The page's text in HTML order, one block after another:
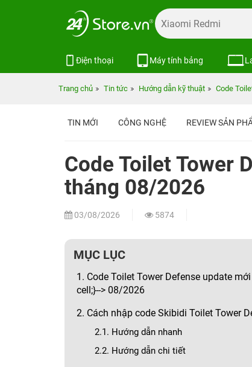
Điện thoại Máy tính bảng
Trang chủ Tin tức Hướng dẫn kỹ thuật Code
TIN MỚI CÔNG NGHỆ REVIEW SẢN
Code Toilet Tower
tháng 08/2026
03/08/2026 5874
MỤC LỤC
1. Code Toilet Tower Defense update
cell;}--> 08/2026
2. Cách nhập code Skibidi Toilet Tower
2.1. Hướng dẫn nhanh
2.2. Hướng dẫn chi tiết